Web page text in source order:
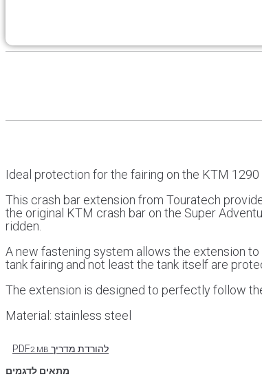
Ideal protection for the fairing on the KTM 1290
This crash bar extension from Touratech
the original KTM crash bar on the Super
ridden.
A new fastening system allows the extension
tank fairing and not least the tank itself are
The extension is designed to perfectly follow
Material: stainless steel
להורדת מדריך PDF 2 MB
מתאים לדגמים